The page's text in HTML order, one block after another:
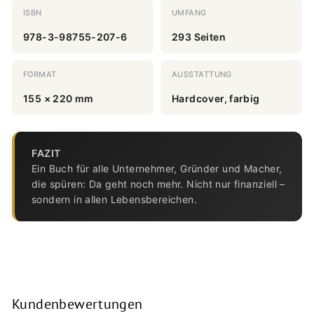
ISBN
978-3-98755-207-6
UMFANG
293 Seiten
FORMAT
155 × 220 mm
AUSSTATTUNG
Hardcover, farbig
FAZIT
Ein Buch für alle Unternehmer, Gründer und Macher,
die spüren: Da geht noch mehr. Nicht nur finanziell –
sondern in allen Lebensbereichen.
Kundenbewertungen